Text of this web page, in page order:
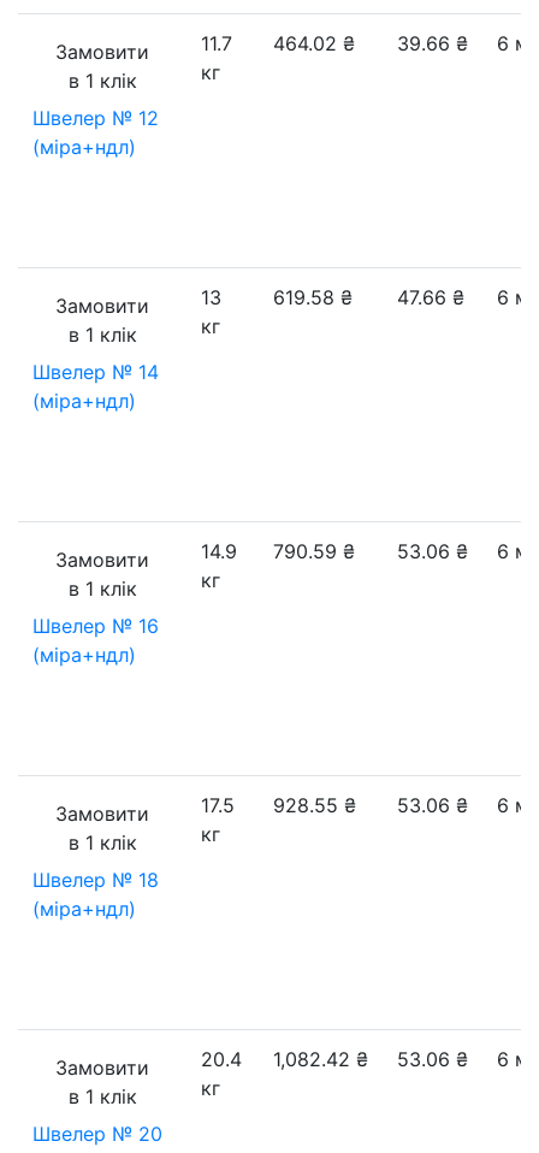
Замовити
в 1 клік
Швелер № 12
(міра+ндл)
11.7
кг
464.02 ₴ 39.66 ₴ 6 м
Замовити
в 1 клік
Швелер № 14
(міра+ндл)
13
кг
619.58 ₴ 47.66 ₴ 6 м
Замовити
в 1 клік
Швелер № 16
(міра+ндл)
14.9
кг
790.59 ₴ 53.06 ₴ 6 м
Замовити
в 1 клік
Швелер № 18
(міра+ндл)
17.5
кг
928.55 ₴ 53.06 ₴ 6 м
Замовити
в 1 клік
Швелер № 20
20.4
кг
1,082.42 ₴ 53.06 ₴ 6 м